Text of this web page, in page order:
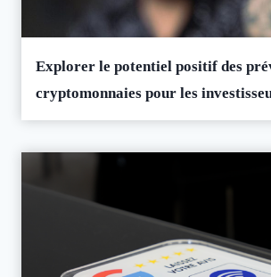
Explorer le potentiel positif des
cryptomonnaies pour les